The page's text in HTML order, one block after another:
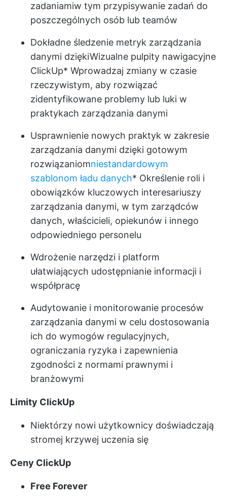
zadaniamiw tym przypisywanie zadań do
poszczególnych osób lub teamów
Dokładne śledzenie metryk zarządzania
danymi dziękiWizualne pulpity nawigacyjne
ClickUp* Wprowadzaj zmiany w czasie
rzeczywistym, aby rozwiązać
zidentyfikowane problemy lub luki w
praktykach zarządzania danymi
Usprawnienie nowych praktyk w zakresie
zarządzania danymi dzięki gotowym
rozwiązaniomniestandardowym
szablonom ładu danych* Określenie roli i
obowiązków kluczowych interesariuszy
zarządzania danymi, w tym zarządców
danych, właścicieli, opiekunów i innego
odpowiedniego personelu
Wdrożenie narzędzi i platform
ułatwiających udostępnianie informacji i
współpracę
Audytowanie i monitorowanie procesów
zarządzania danymi w celu dostosowania
ich do wymogów regulacyjnych,
ograniczania ryzyka i zapewnienia
zgodności z normami prawnymi i
branżowymi
Limity ClickUp
Niektórzy nowi użytkownicy doświadczają
stromej krzywej uczenia się
Ceny ClickUp
Free Forever